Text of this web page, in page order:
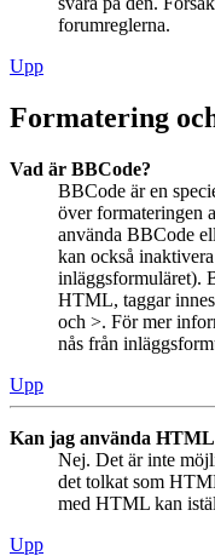
forumreglerna.
Upp
Formatering
Vad är BBCode?
BBCode är en
över formateringen
använda BBCode
kan också
inläggsformuläret).
HTML, taggar
och >. För mer
nås från
Upp
Kan jag använda
Nej. Det är inte
det tolkat som
med HTML kan
Upp